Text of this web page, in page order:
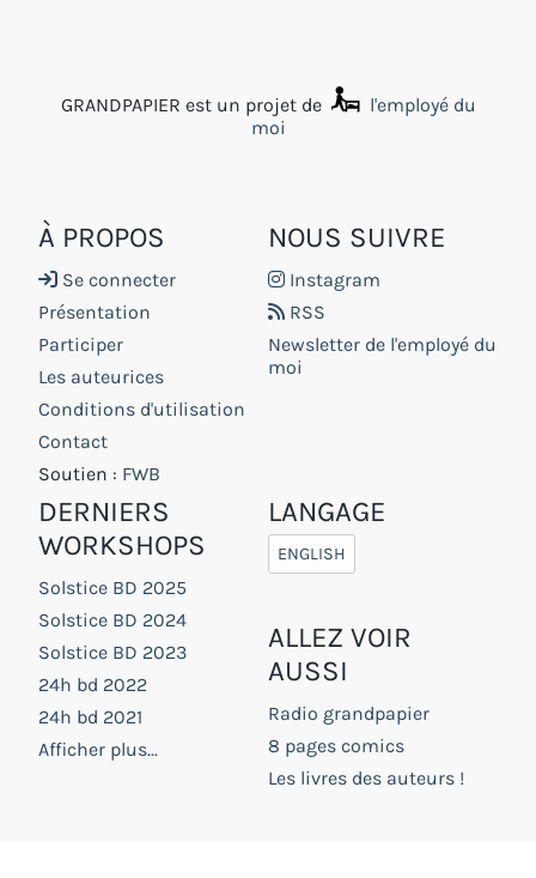
GRANDPAPIER est un projet de
l'employé du
moi
À PROPOS
Se connecter
Présentation
Participer
Les auteurices
Conditions d'utilisation
Contact
Soutien : FWB
NOUS SUIVRE
Instagram
RSS
Newsletter de l'employé du
moi
DERNIERS
WORKSHOPS
Solstice BD 2025
Solstice BD 2024
Solstice BD 2023
24h bd 2022
24h bd 2021
Afficher plus...
LANGAGE
ENGLISH
ALLEZ VOIR
AUSSI
Radio grandpapier
8 pages comics
Les livres des auteurs !